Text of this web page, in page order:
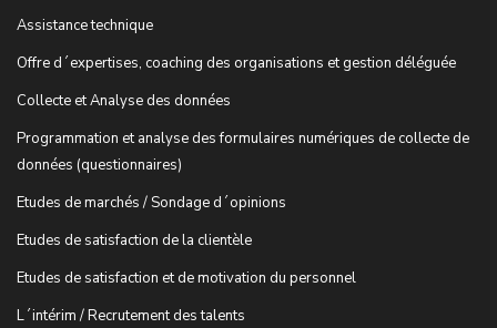
Assistance technique
Offre d´expertises, coaching des organisations et gestion déléguée
Collecte et Analyse des données
Programmation et analyse des formulaires numériques de collecte de
données (questionnaires)
Etudes de marchés / Sondage d´opinions
Etudes de satisfaction de la clientèle
Etudes de satisfaction et de motivation du personnel
L´intérim / Recrutement des talents